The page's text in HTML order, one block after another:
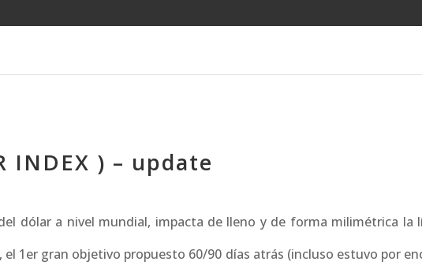
INDEX ) – update
dólar a nivel mundial, impacta de lleno y de forma milimétrica la
el 1er gran objetivo propuesto 60/90 días atrás (incluso estuvo por